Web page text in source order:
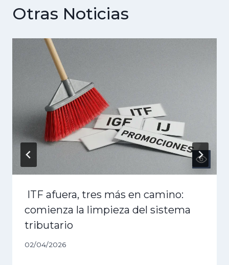
Otras Noticias
ITF afuera, tres más en camino:
comienza la limpieza del sistema
tributario
02/04/2026